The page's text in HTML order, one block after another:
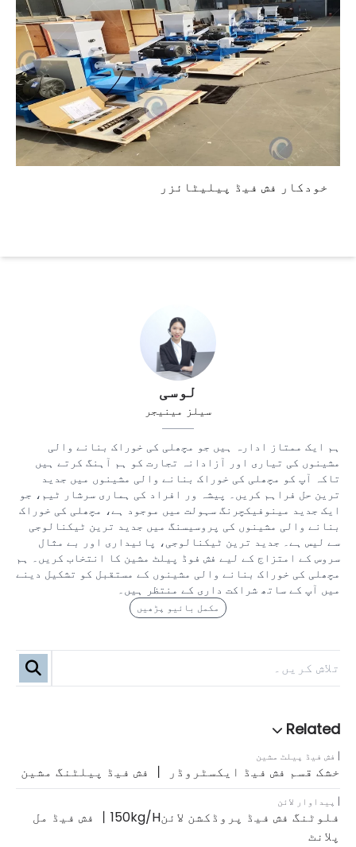
خودکار فش فیڈ پیلیٹائزر
لوسی
سیلز مینیجر
ہم ایک ممتاز ادارہ ہیں جو مچھلی کی خوراک بنانے والی
مشینوں کی تیاری اور آزادانہ تجارت کو ہم آہنگ کرتے ہیں
تاکہ آپ کو مچھلی کی خوراک بنانے والی مشینوں میں جدید
ترین حل فراہم کریں۔ پیشہ ور افراد کی ہماری سرشار ٹیم، جو
ایک جدید مینوفیکچرنگ سہولت میں موجود ہے، مچھلی کی خوراک
بنانے والی مشینوں کی پروسیسنگ میں جدید ترین ٹیکنالوجی
سے لیس ہے۔ جدید ترین ٹیکنالوجی، پائیداری اور بے مثال
سروس کے امتزاج کے لیے فش فوڈ پیلٹ مشین کا انتخاب کریں۔ ہم
مچھلی کی خوراک بنانے والی مشینوں کے مستقبل کو تشکیل دینے
میں آپ کے ساتھ شراکت داری کے منتظر ہیں۔
مکمل بائیو پڑھیں
فش فیڈ پیلٹ مشین
خشک قسم فش فیڈ ایکسٹروڈر 丨 فش فیڈ پیلٹنگ مشین
پیداوار لائن
فلوٹنگ فش فیڈ پروڈکشن لائن丨150kg/h فش فیڈ مل
پلانٹ